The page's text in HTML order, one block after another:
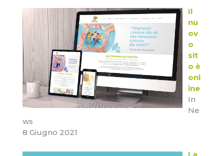
Il
nu
ov
o
sit
o è
onl
ine
In
Ne
ws
8 Giugno 2021